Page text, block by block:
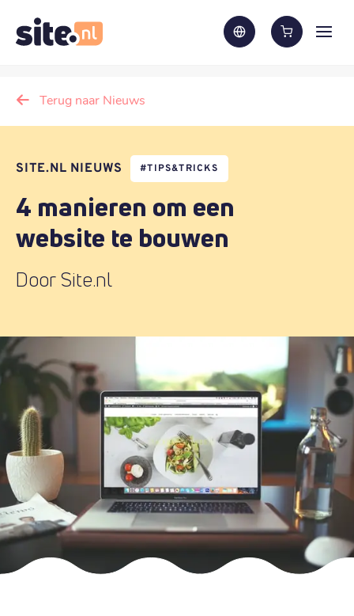
Terug naar Nieuws
SITE.NL NIEUWS #TIPS&TRICKS
4 manieren om een
website te bouwen
Door Site.nl